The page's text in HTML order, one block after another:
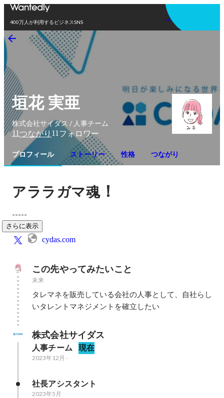
400万人が利用するビジネスSNS
アプリを使う
垣花 実亜
株式会社サイダス / 人事チーム
11つながり 11 フォロワー
プロフィール ストーリー 性格 つながり
アララガマ魂！
-----
さらに表示
cydas.com
この先やってみたいこと
未来
タレマネを販売している会社の人事として、自社らし
いタレントマネジメントを確立したい
株式会社サイダス
人事チーム 現在
2023年12月 -
社長アシスタント
2023年5月